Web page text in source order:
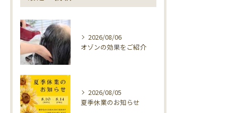
2026/08/06
オゾンの効果をご紹介
2026/08/05
夏季休業のお知らせ